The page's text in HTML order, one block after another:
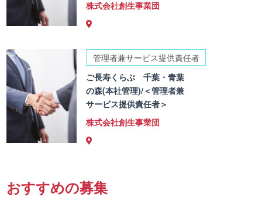
株式会社創生事業団
管理者兼サービス提供責任者
ご長寿くらぶ 千葉・青葉
の森(本社管理)/＜管理者兼
サービス提供責任者＞
株式会社創生事業団
おすすめの募集